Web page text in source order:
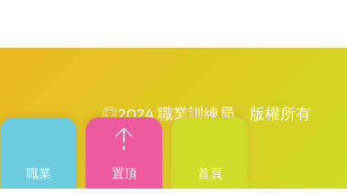
◎2024 職業訓練局。版權所有
職業 置頂 首頁